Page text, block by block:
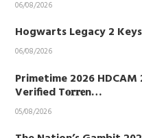
06/08/2026
Hogwarts Legacy 2
06/08/2026
Primetime 2026 HDCAM
Verified T𝐨𝐫𝐫𝐞n…
05/08/2026